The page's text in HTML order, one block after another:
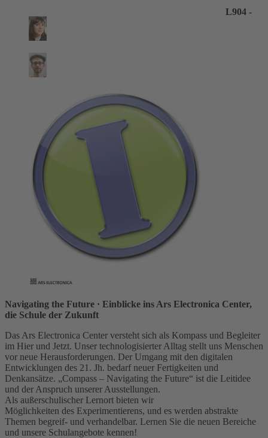
L904 -
Navigating the Future · Einblicke ins Ars Electronica Center,
die Schule der Zukunft
Das Ars Electronica Center versteht sich als Kompass und Begleiter
im Hier und Jetzt. Unser technologisierter Alltag stellt uns Menschen
vor neue Herausforderungen. Der Umgang mit den digitalen
Entwicklungen des 21. Jh. bedarf neuer Fertigkeiten und
Denkansätze. „Compass – Navigating the Future“ ist die Leitidee
und der Anspruch unserer Ausstellungen.
Als außerschulischer Lernort bieten wir
Möglichkeiten des Experimentierens, und es werden abstrakte
Themen begreif- und verhandelbar. Lernen Sie die neuen Bereiche
und unsere Schulangebote kennen!